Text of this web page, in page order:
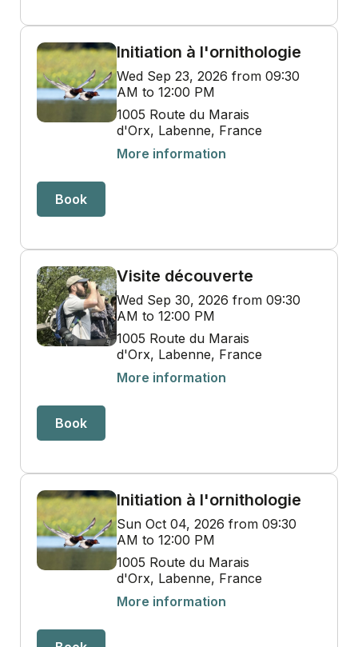
Initiation à l'ornithologie
Wed Sep 23, 2026 from 09:30
AM to 12:00 PM
1005 Route du Marais
d'Orx, Labenne, France
More information
Book
Visite découverte
Wed Sep 30, 2026 from 09:30
AM to 12:00 PM
1005 Route du Marais
d'Orx, Labenne, France
More information
Book
Initiation à l'ornithologie
Sun Oct 04, 2026 from 09:30
AM to 12:00 PM
1005 Route du Marais
d'Orx, Labenne, France
More information